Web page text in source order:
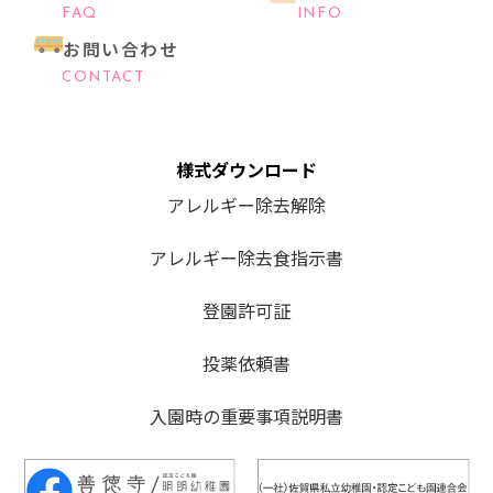
FAQ INFO
お問い合わせ
CONTACT
様式ダウンロード
アレルギー除去解除
アレルギー除去食指示書
登園許可証
投薬依頼書
入園時の重要事項説明書